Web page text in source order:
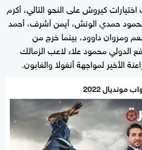
كيروش على النحو التالي، أكرم
حمدي الونش، أيمن أشرف، أحمد
ومروان داوود، بينما خرج من
الدولي محمود علاء لاعب الزمالك
الأخير لمواجهة أنغولا والغابون.
2022